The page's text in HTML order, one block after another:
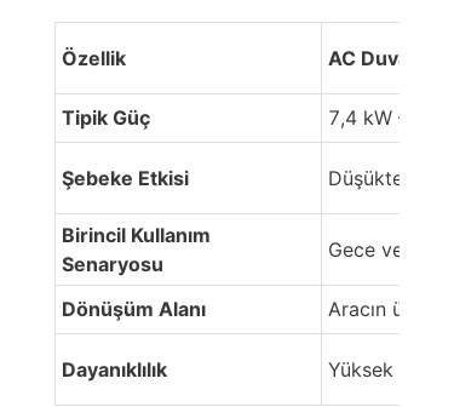
Özellik AC Duvar
Tipik Güç 7,4 kW – 22
Şebeke Etkisi Düşükten
Birincil Kullanım
Senaryosu
Gece veya
Dönüşüm Alanı Aracın
Dayanıklılık Yüksek (Az